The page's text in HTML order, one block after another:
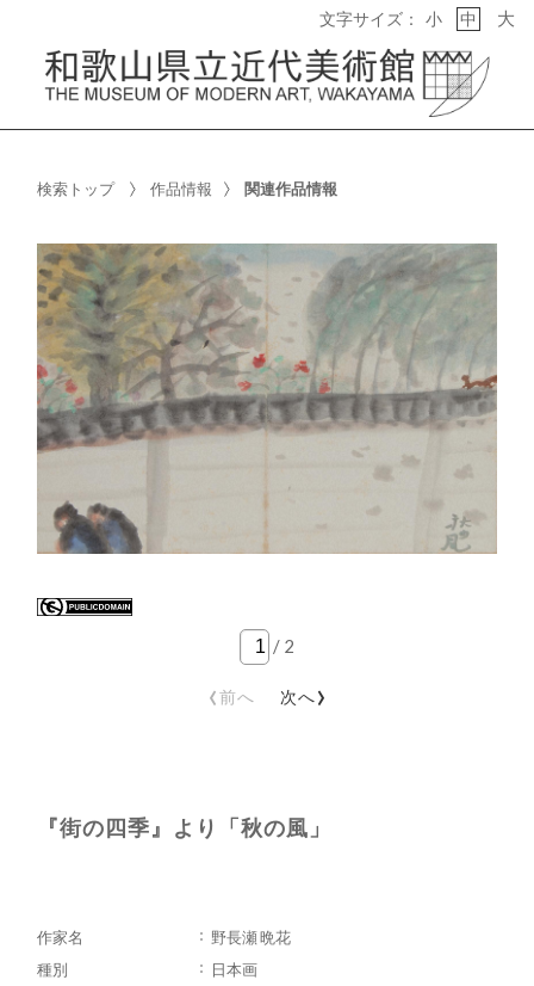
文字サイズ： 小 中 大
検索トップ 作品情報 関連作品情報
/ 2
‹前へ 次へ›
『街の四季』より「秋の風」
作家名
野長瀬 晩花
種別
日本画